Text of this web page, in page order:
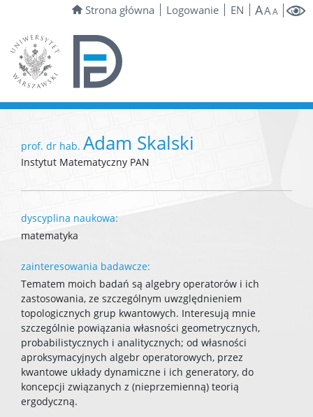
Strona główna Logowanie EN AAA
prof. dr hab. Adam Skalski
Instytut Matematyczny PAN
dyscyplina naukowa:
matematyka
zainteresowania badawcze:
Tematem moich badań są algebry operatorów i ich
zastosowania, ze szczególnym uwzględnieniem
topologicznych grup kwantowych. Interesują mnie
szczególnie powiązania własności geometrycznych,
probabilistycznych i analitycznych; od własności
aproksymacyjnych algebr operatorowych, przez
kwantowe układy dynamiczne i ich generatory, do
koncepcji związanych z (nieprzemienną) teorią
ergodyczną.